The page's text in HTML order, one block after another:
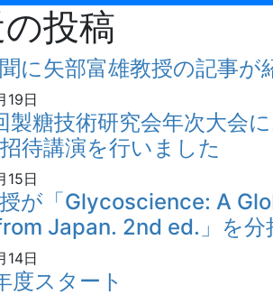
投稿
に矢部富雄教授の記事が
19日
製糖技術研究会年次大会
待講演を行いました
15日
が「Glycoscience: A
Japan. 2nd ed.」を分
14日
度スタート